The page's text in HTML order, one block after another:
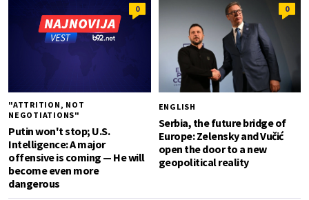
0
"ATTRITION, NOT
NEGOTIATIONS"
Putin won't stop; U.S.
Intelligence: A major
offensive is coming — He will
become even more
dangerous
0
ENGLISH
Serbia, the future bridge of
Europe: Zelensky and Vučić
open the door to a new
geopolitical reality